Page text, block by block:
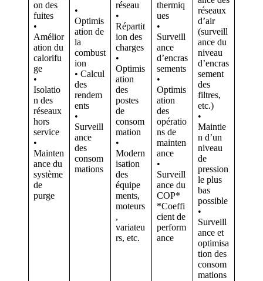
on des
fuites
•
Amélior
ation du
calorifu
ge
•
Isolatio
n des
réseaux
hors
service
•
Mainten
ance du
système
de
purge
•
Optimis
ation de
la
combust
ion
• Calcul
des
rendem
ents
•
Surveill
ance
des
consom
mations
réseau
•
Répartit
ion des
charges
•
Optimis
ation
des
postes
de
consom
mation
•
Modern
isation
des
équipe
ments,
moteurs
,
variateu
rs, etc.
thermiq
ues
•
Surveill
ance
d’encras
sements
•
Optimis
ation
des
opératio
ns de
mainten
ance
•
Surveill
ance du
COP*
*Coeffi
cient de
perform
ance
réseaux
d’air
(surveill
ance du
niveau
d’encras
sement
des
filtres,
etc.)
•
Maintie
n d’un
niveau
de
pression
le plus
bas
possible
•
Surveill
ance et
optimisa
tion des
consom
mations